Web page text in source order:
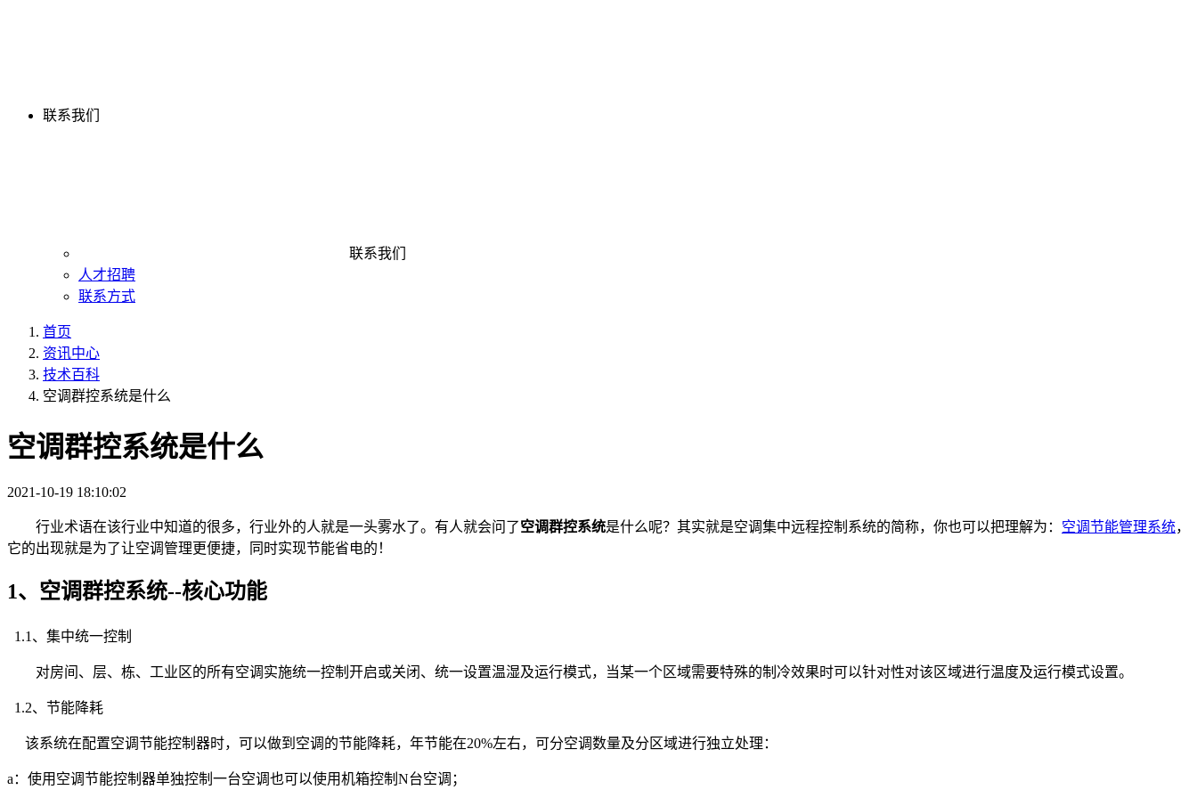
联系我们
联系我们
人才招聘
联系方式
首页
资讯中心
技术百科
空调群控系统是什么
空调群控系统是什么
2021-10-19 18:10:02
行业术语在该行业中知道的很多，行业外的人就是一头雾水了。有人就会问了空调群控系统是什么呢？其实就是空调集中远程控制系统的简称，你也可以把理解为： 空调节能管理系统，
它的出现就是为了让空调管理更便捷，同时实现节能省电的！
1、空调群控系统--核心功能
1.1、集中统一控制
对房间、层、栋、工业区的所有空调实施统一控制开启或关闭、统一设置温湿及运行模式，当某一个区域需要特殊的制冷效果时可以针对性对该区域进行温度及运行模式设置。
1.2、节能降耗
该系统在配置空调节能控制器时，可以做到空调的节能降耗，年节能在20%左右，可分空调数量及分区域进行独立处理：
a：使用空调节能控制器单独控制一台空调也可以使用机箱控制N台空调；